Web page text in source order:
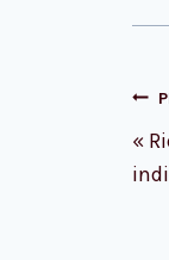
«